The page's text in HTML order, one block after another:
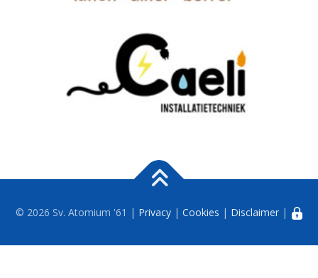
© 2026 Sv. Atomium '61 | Privacy| Cookies | Disclaimer|